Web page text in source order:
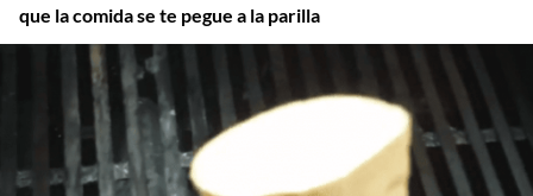
que la comida se te pegue a la parilla